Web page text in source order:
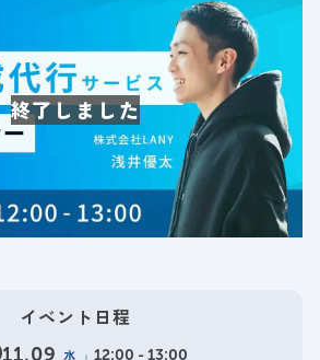
イベント日程
11.09 水 12:00 - 13:00